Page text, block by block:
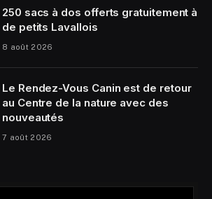
250 sacs à dos offerts gratuitement à
de petits Lavallois
8 août 2026
Le Rendez-Vous Canin est de retour
au Centre de la nature avec des
nouveautés
7 août 2026